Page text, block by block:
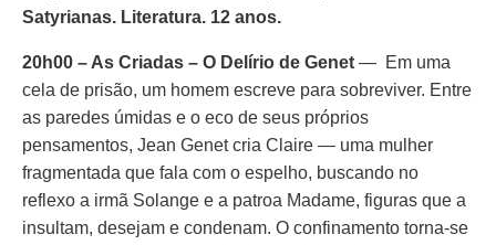
Satyrianas. Literatura. 12 anos.
20h00 – As Criadas – O Delírio de Genet — Em uma
cela de prisão, um homem escreve para sobreviver. Entre
as paredes úmidas e o eco de seus próprios
pensamentos, Jean Genet cria Claire — uma mulher
fragmentada que fala com o espelho, buscando no
reflexo a irmã Solange e a patroa Madame, figuras que a
insultam, desejam e condenam. O confinamento torna-se